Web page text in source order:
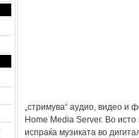
„стримува“ аудио, видео и
Home Media Server. Во исто
испраќа музиката во